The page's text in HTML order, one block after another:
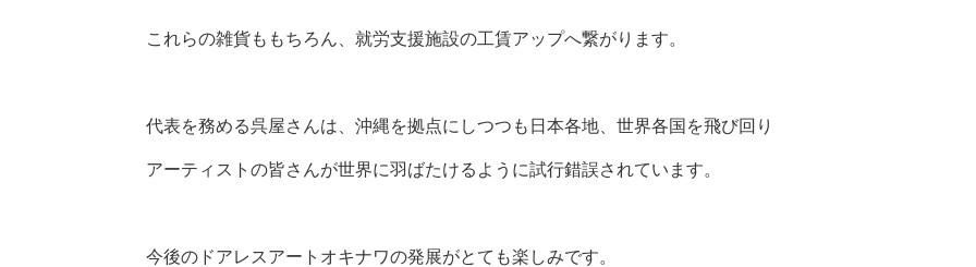
これらの雑貨ももちろん、就労支援施設の工賃アップへ繋がります。
代表を務める呉屋さんは、沖縄を拠点にしつつも日本各地、世界各国を飛び回り
アーティストの皆さんが世界に羽ばたけるように試行錯誤されています。
今後のドアレスアートオキナワの発展がとても楽しみです。